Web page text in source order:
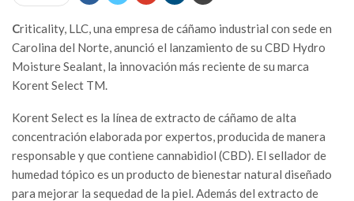
Criticality, LLC, una empresa de cáñamo industrial con sede en
Carolina del Norte, anunció el lanzamiento de su CBD Hydro
Moisture Sealant, la innovación más reciente de su marca
Korent Select TM.
Korent Select es la línea de extracto de cáñamo de alta
concentración elaborada por expertos, producida de manera
responsable y que contiene cannabidiol (CBD). El sellador de
humedad tópico es un producto de bienestar natural diseñado
para mejorar la sequedad de la piel. Además del extracto de